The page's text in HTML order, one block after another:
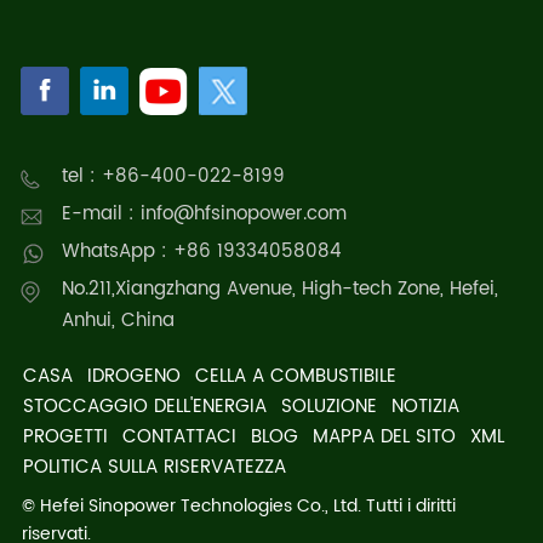
tel : +86-400-022-8199
E-mail : info@hfsinopower.com
WhatsApp : +86 19334058084
No.211,Xiangzhang Avenue, High-tech Zone, Hefei,
Anhui, China
CASA IDROGENO CELLA A COMBUSTIBILE
STOCCAGGIO DELL'ENERGIA SOLUZIONE NOTIZIA
PROGETTI CONTATTACI BLOG MAPPA DEL SITO XML
POLITICA SULLA RISERVATEZZA
© Hefei Sinopower Technologies Co., Ltd. Tutti i diritti
riservati.